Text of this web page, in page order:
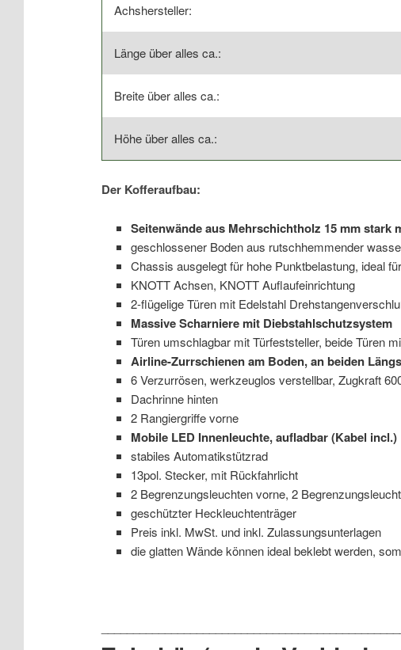
Achshersteller:
Länge über alles ca.:
Breite über alles ca.:
Höhe über alles ca.:
Der Kofferaufbau:
Seitenwände aus Mehrschichtholz 15 mm
geschlossener Boden aus rutschhemmender
Chassis ausgelegt für hohe Punktbelastung, ideal
KNOTT Achsen, KNOTT Auflaufeinrichtung
2-flügelige Türen mit Edelstahl
Massive Scharniere mit Diebstahlschutzsystem
Türen umschlagbar mit Türfeststeller, beide Türen
Airline-Zurrschienen am Boden, an beiden
6 Verzurrösen, werkzeuglos verstellbar, Zugkraft
Dachrinne hinten
2 Rangiergriffe vorne
Mobile LED Innenleuchte, aufladbar (Kabel incl.)
stabiles Automatikstützrad
13pol. Stecker, mit Rückfahrlicht
2 Begrenzungsleuchten vorne, 2
geschützter Heckleuchtenträger
Preis inkl. MwSt. und inkl. Zulassungsunterlagen
die glatten Wände können ideal beklebt werden,